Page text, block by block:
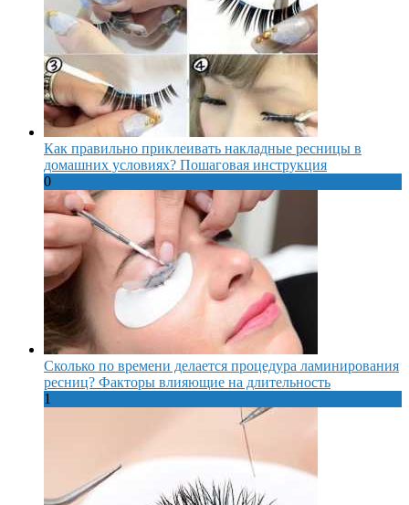
Как правильно приклеивать накладные ресницы в
домашних условиях? Пошаговая инструкция
0
Сколько по времени делается процедура ламинирования
ресниц? Факторы влияющие на длительность
1